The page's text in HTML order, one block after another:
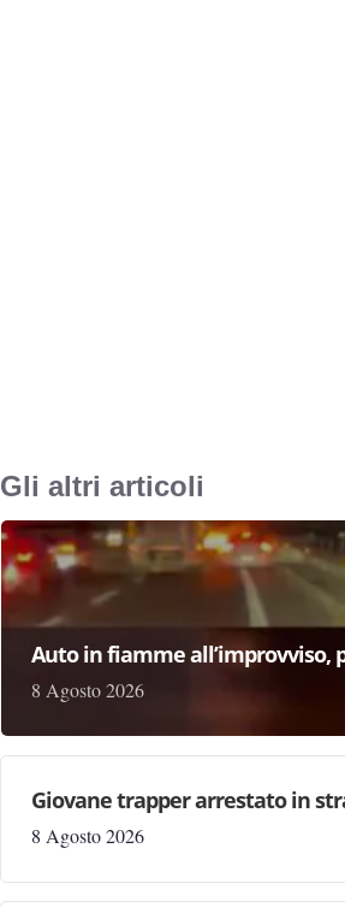
Gli altri articoli
Auto in fiamme all’improvviso,
8 Agosto 2026
Giovane trapper arrestato in
8 Agosto 2026